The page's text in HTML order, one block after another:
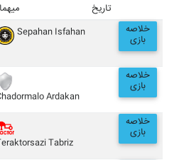
تاریخ
Sepahan Isfahan خلاصه
بازی
Ardakan
خلاصه
بازی
Tabriz
خلاصه
بازی